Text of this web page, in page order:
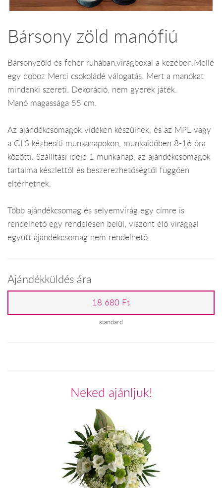
Bársony zöld manófiú
Bársonyzöld és fehér ruhában,virágboxal a kezében.Mellé
egy doboz Merci csokoládé válogatás. Mert a manókat
mindenki szereti. Dekoráció, nem gyerek játék.
Manó magassága 55 cm.
Az ajándékcsomagok vidéken készülnek, és az MPL vagy
a GLS kézbesíti munkanapokon, munkaidőben 8-16 óra
közötti. Szállítási ideje 1 munkanap, az ajándékcsomagok
tartalma készlettől és beszerezhetőségtől függően
eltérhetnek.
Több ajándékcsomag és selyemvirág egy címre is
rendelhető egy rendelésen belül, viszont élő virággal
együtt ajándékcsomag nem rendelhető.
Ajándékküldés ára
18 680 Ft
standard
Neked ajánljuk!